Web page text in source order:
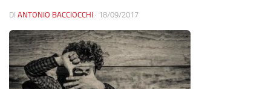
DI ANTONIO BACCIOCCHI · 18/09/2017